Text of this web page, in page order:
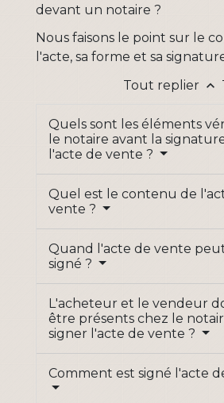
devant un notaire ?
Nous faisons le point sur le
l'acte, sa forme et sa
Tout replier keyboard_arrow_up
Quels sont les éléments
le notaire avant la
l'acte de vente ?
Quel est le contenu de
vente ?
Quand l'acte de vente
signé ?
L'acheteur et le vendeur
être présents chez le
signer l'acte de vente ?
Comment est signé l'acte